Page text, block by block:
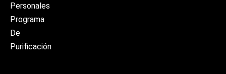
Personales
Programa
De
Purificación